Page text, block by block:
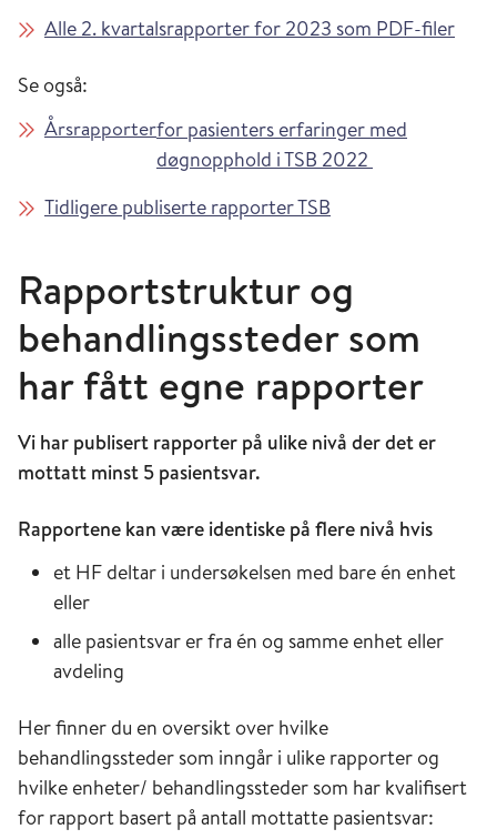
Alle 2. kvartalsrapporter for 2023 som PDF-filer
Se også:
Årsrapporterfor pasienters erfaringer med
døgnopphold i TSB 2022
Tidligere publiserte rapporter TSB
Rapportstruktur og
behandlingssteder som
har fått egne rapporter
Vi har publisert rapporter på ulike nivå der det er
mottatt minst 5 pasientsvar.
Rapportene kan være identiske på flere nivå hvis
et HF deltar i undersøkelsen med bare én enhet
eller
alle pasientsvar er fra én og samme enhet eller
avdeling
Her finner du en oversikt over hvilke
behandlingssteder som inngår i ulike rapporter og
hvilke enheter/ behandlingssteder som har kvalifisert
for rapport basert på antall mottatte pasientsvar: